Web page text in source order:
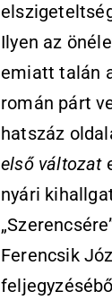
Ilyen az
emiatt talán
román párt
hatszáz
első változat
nyári
Ferencsik